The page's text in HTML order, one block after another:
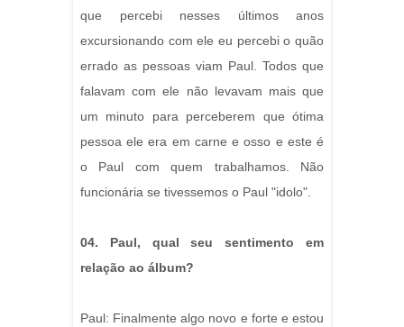
que percebi nesses últimos anos
excursionando com ele eu percebi o quão
errado as pessoas viam Paul. Todos que
falavam com ele não levavam mais que
um minuto para perceberem que ótima
pessoa ele era em carne e osso e este é
o Paul com quem trabalhamos. Não
funcionária se tivessemos o Paul "idolo".
04. Paul, qual seu sentimento em
relação ao álbum?
Paul: Finalmente algo novo e forte e estou